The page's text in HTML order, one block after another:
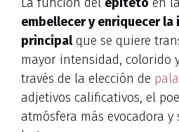
embellecer y enriquecer la
principalque se quiere
mayor intensidad, colorido
través de la elección de
adjetivos calificativos, el
atmósfera más evocadora